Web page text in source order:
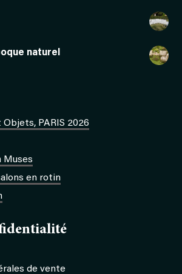
naturel
PARIS 2026
Muses
en rotin
de vente